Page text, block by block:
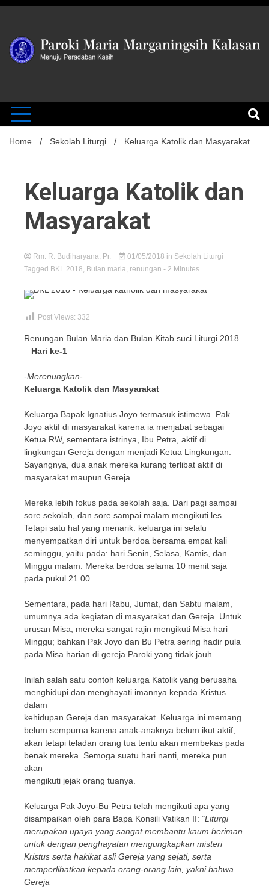
Skip
Paroki
Kalasan
Home Sekolah Liturgi Keluarga Katolik dan Masyarakat
Keluarga Katolik dan
Masyarakat
Rm. R. Budiharyana, Pr. 01/05/2018 in Sekolah Liturgi
Tagged BKL 2018, Bulan maria, renungan - 2 Minutes
Post Views: 332
Renungan Bulan Maria dan Bulan Kitab suci Liturgi 2018
– Hari ke-1
-Merenungkan-
Keluarga Katolik dan Masyarakat
Keluarga Bapak Ignatius Joyo termasuk istimewa. Pak
Joyo aktif di masyarakat karena ia menjabat sebagai
Ketua RW, sementara istrinya, Ibu Petra, aktif di
lingkungan Gereja dengan menjadi Ketua Lingkungan.
Sayangnya, dua anak mereka kurang terlibat aktif di
masyarakat maupun Gereja.
Mereka lebih fokus pada sekolah saja. Dari pagi sampai
sore sekolah, dan sore sampai malam mengikuti les.
Tetapi satu hal yang menarik: keluarga ini selalu
menyempatkan diri untuk berdoa bersama empat kali
seminggu, yaitu pada: hari Senin, Selasa, Kamis, dan
Minggu malam. Mereka berdoa selama 10 menit saja
pada pukul 21.00.
Sementara, pada hari Rabu, Jumat, dan Sabtu malam,
umumnya ada kegiatan di masyarakat dan Gereja. Untuk
urusan Misa, mereka sangat rajin mengikuti Misa hari
Minggu; bahkan Pak Joyo dan Bu Petra sering hadir pula
pada Misa harian di gereja Paroki yang tidak jauh.
Inilah salah satu contoh keluarga Katolik yang berusaha
menghidupi dan menghayati imannya kepada Kristus
dalam
kehidupan Gereja dan masyarakat. Keluarga ini memang
belum sempurna karena anak-anaknya belum ikut aktif,
akan tetapi teladan orang tua tentu akan membekas pada
benak mereka. Semoga suatu hari nanti, mereka pun
akan
mengikuti jejak orang tuanya.
Keluarga Pak Joyo-Bu Petra telah mengikuti apa yang
disampaikan oleh para Bapa Konsili Vatikan II: “Liturgi
merupakan upaya yang sangat membantu kaum beriman
untuk dengan penghayatan mengungkapkan misteri
Kristus serta hakikat asli Gereja yang sejati, serta
memperlihatkan kepada orang-orang lain, yakni bahwa
Gereja